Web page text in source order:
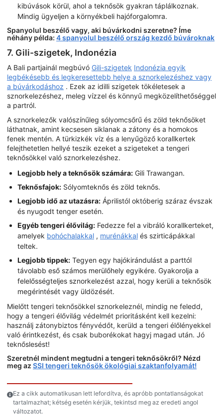
kibúvások körül, ahol a teknősök gyakran táplálkoznak.
Mindig ügyeljen a környékbeli hajóforgalomra.
Spanyolul beszélő vagy, aki búvárkodni szeretne? Íme
néhány példa: 4 spanyolul beszélő ország kezdő búvároknak
7. Gili-szigetek, Indonézia
A Bali partjainál megbúvó Gili-szigetek Indonézia egyik
legbékésebb és legkeresettebb helye a sznorkelezéshez vagy
a búvárkodáshoz . Ezek az idilli szigetek tökéletesek a
sznorkelezéshez, meleg vízzel és könnyű megközelíthetőséggel
a partról.
A sznorkelezők valószínűleg sólyomcsőrű és zöld teknősöket
láthatnak, amint kecsesen siklanak a zátony és a homokos
fenek mentén. A türkizkék víz és a lenyűgöző korallkertek
felejthetetlen hellyé teszik ezeket a szigeteket a tengeri
teknősökkel való sznorkelezéshez.
Legjobb hely a teknősök számára: Gili Trawangan.
Teknősfajok: Sólyomteknős és zöld teknős.
Legjobb idő az utazásra: Áprilistól októberig száraz évszak
és nyugodt tenger esetén.
Egyéb tengeri élővilág: Fedezze fel a vibráló korallkerteket,
amelyek bohóchalakkal , murénákkal és szirticápákkal
teltek.
Legjobb tippek: Tegyen egy hajókirándulást a parttól
távolabb eső számos merülőhely egyikére. Gyakorolja a
felelősségteljes sznorkelezést azzal, hogy kerüli a teknősök
megérintését vagy üldözését.
Mielőtt tengeri teknősökkel sznorkeleznél, mindig ne feledd,
hogy a tengeri élővilág védelmét prioritásként kell kezelni:
használj zátonybiztos fényvédőt, kerüld a tengeri élőlényekkel
való érintkezést, és csak buborékokat hagyj magad után. Jó
teknőslesést!
Szeretnél mindent megtudni a tengeri teknősökről? Nézd
meg az SSI tengeri teknősök ökológiai szaktanfolyamát!
Ez a cikk automatikusan lett lefordítva, és apróbb pontatlanságokat
tartalmazhat; kétség esetén kérjük, tekintsd meg az eredeti angol
változatot.